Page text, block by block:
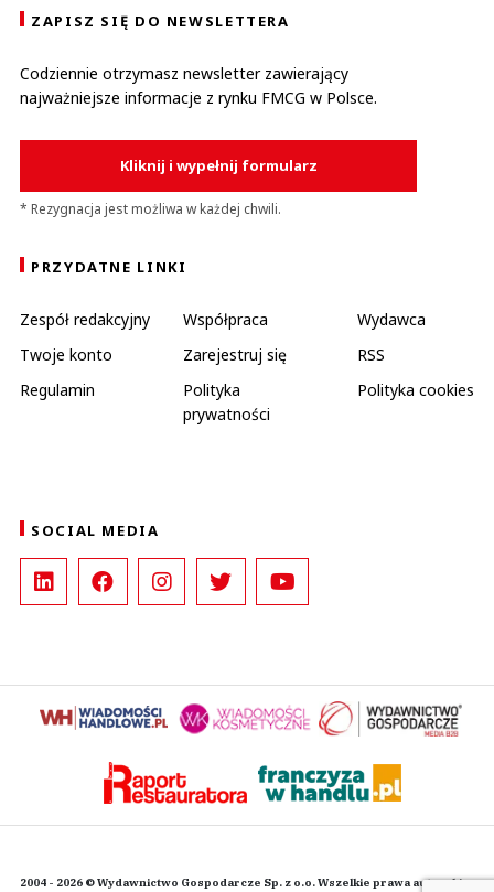
ZAPISZ SIĘ DO NEWSLETTERA
Codziennie otrzymasz newsletter zawierający
najważniejsze informacje z rynku FMCG w Polsce.
Kliknij i wypełnij formularz
* Rezygnacja jest możliwa w każdej chwili.
PRZYDATNE LINKI
Zespół redakcyjny Współpraca
Wydawca
Twoje konto
Zarejestruj się
RSS
Regulamin
Polityka
prywatności
Polityka cookies
SOCIAL MEDIA
2004 - 2026 © Wydawnictwo Gospodarcze Sp. z o.o. Wszelkie prawa autorskie